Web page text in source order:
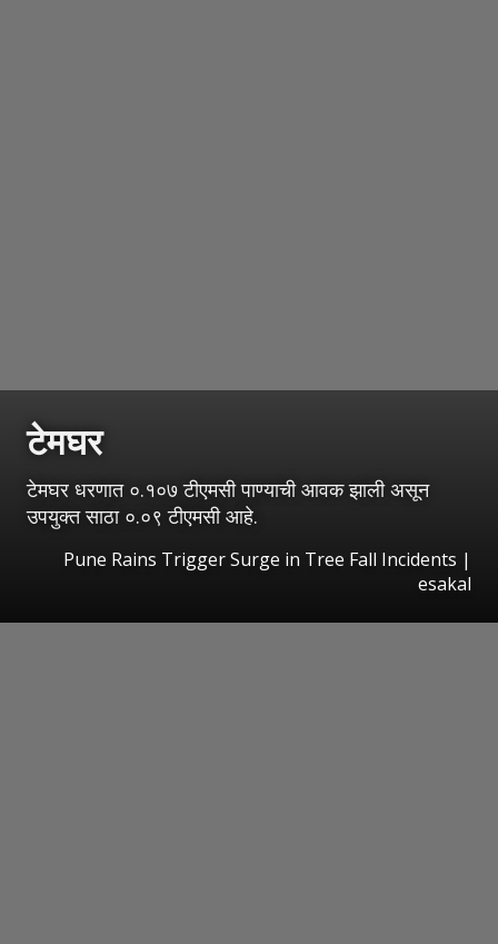
टेमघर
टेमघर धरणात ०.१०७ टीएमसी पाण्याची आवक झाली असून
उपयुक्त साठा ०.०९ टीएमसी आहे.
Pune Rains Trigger Surge in Tree Fall Incidents |
esakal